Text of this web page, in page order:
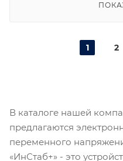
1 2
В каталоге нашей
предлагаются
переменного
«ИнСтаб+» - это